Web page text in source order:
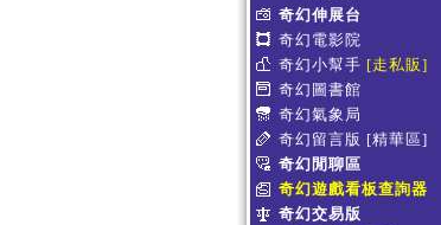
奇幻伸展台
奇幻電影院
奇幻小幫手 [走私販]
奇幻圖書館
奇幻氣象局
奇幻留言版 [精華區]
奇幻閒聊區
奇幻遊戲看板查詢器
奇幻交易版